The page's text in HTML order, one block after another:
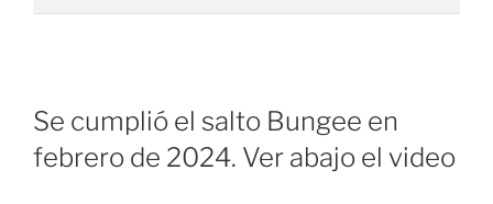
Se cumplió el salto Bungee en
febrero de 2024. Ver abajo el video